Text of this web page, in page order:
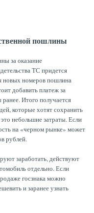
пошлины
за оказание
ТС придется
новых номеров пошлина
добавить платеж за
Итого получается
которые хотят сохранить
небольшие затраты. Если
на «черном рынке» может
рублей.
заработать, действуют
отдельно. Если
госзнака можно
и заранее узнать